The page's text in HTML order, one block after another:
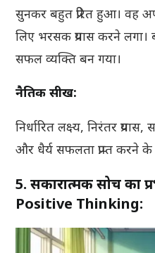
सुनकर बहुत प्रेरित हुआ। वह
लिए भरसक प्रयास करने
सफल व्यक्ति बन गया।
नैतिक सीख:
निर्धारित लक्ष्य, निरंतर
और धैर्य सफलता प्राप्त करने
5. सकारात्मक सोच का
Positive Thinking: